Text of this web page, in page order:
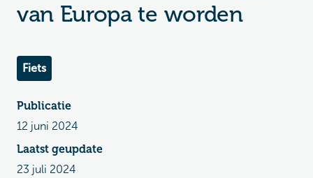
van Europa te worden
Fiets
Publicatie
12 juni 2024
Laatst geupdate
23 juli 2024